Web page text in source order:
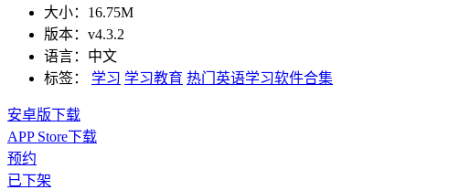
大小： 16.75M
版本： v4.3.2
语言： 中文
标签：
学习 学习教育 热门英语学习软件合集
安卓版下载
APP Store下载
预约
已下架